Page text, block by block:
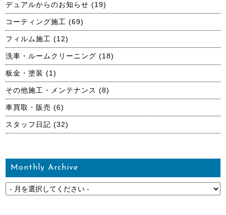
デュアルからのお知らせ (19)
コーティング施工 (69)
フィルム施工 (12)
洗車・ルームクリーニング (18)
板金・塗装 (1)
その他施工・メンテナンス (8)
車買取・販売 (6)
スタッフ日記 (32)
Monthly Archive